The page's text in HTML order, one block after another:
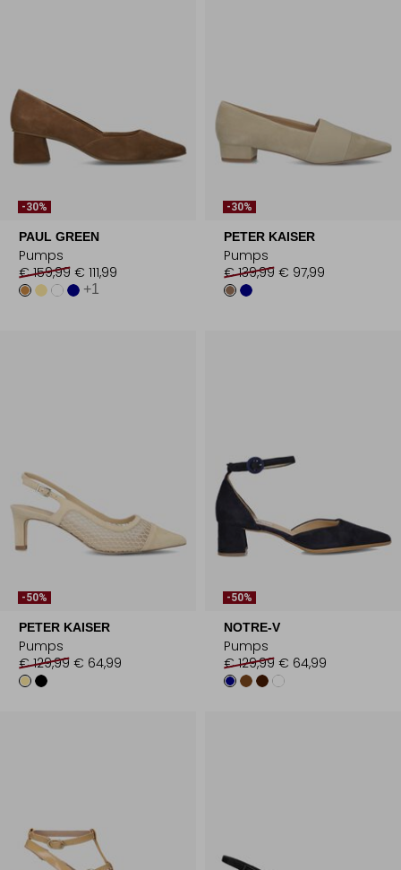
-30%
PAUL GREEN
Pumps
€ 159,99 € 111,99
+1
-30%
PETER KAISER
Pumps
€ 139,99 € 97,99
-50%
PETER KAISER
Pumps
€ 129,99 € 64,99
-50%
NOTRE-V
Pumps
€ 129,99 € 64,99